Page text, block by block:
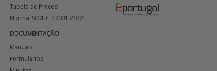
Tabela de Preços
Norma ISO/IEC 27001:2022
DOCUMENTAÇÃO
Manuais
Formulários